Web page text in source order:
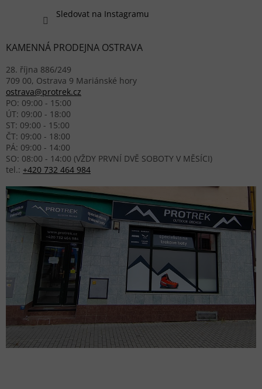
Sledovat na Instagramu
KAMENNÁ PRODEJNA OSTRAVA
28. října 886/249
709 00, Ostrava 9 Mariánské hory
ostrava@protrek.cz
PO: 09:00 - 15:00
ÚT: 09:00 - 18:00
ST: 09:00 - 15:00
ČT: 09:00 - 18:00
PÁ: 09:00 - 14:00
SO: 08:00 - 14:00 (VŽDY PRVNÍ DVĚ SOBOTY V MĚSÍCI)
tel.: +420 732 464 984